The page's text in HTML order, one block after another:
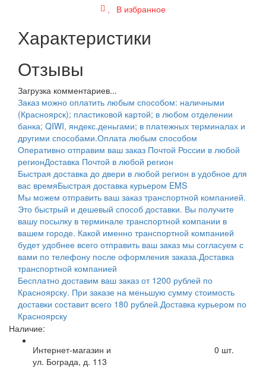
В избранное
Характеристики
Отзывы
Загрузка комментариев...
Заказ можно оплатить любым способом: наличными
(Красноярск); пластиковой картой; в любом отделении
банка; QIWI, яндекс.деньгами; в платежных терминалах и
другими способами.Оплата любым способом
Оперативно отправим ваш заказ Почтой России в любой
регионДоставка Почтой в любой регион
Быстрая доставка до двери в любой регион в удобное для
вас времяБыстрая доставка курьером EMS
Мы можем отправить ваш заказ транспортной компанией.
Это быстрый и дешевый способ доставки. Вы получите
вашу посылку в терминале транспортной компании в
вашем городе. Какой именно транспортной компанией
будет удобнее всего отправить ваш заказ мы согласуем с
вами по телефону после оформления заказа.Доставка
транспортной компанией
Бесплатно доставим ваш заказ от 1200 рублей по
Красноярску. При заказе на меньшую сумму стоимость
доставки составит всего 180 рублей.Доставка курьером по
Красноярску
Наличие:
Интернет-магазин и
ул. Бограда, д. 113
0 шт.